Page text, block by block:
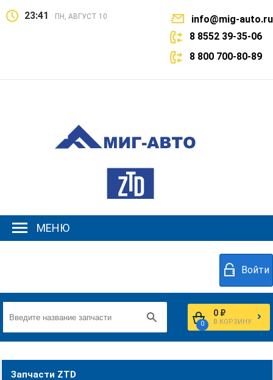
23:41 ПН, АВГУСТ 10
info@mig-auto.ru
8 8552 39-35-06
8 800 700-80-89
МЕНЮ
Войти
0
0 ₽
В КОРЗИНУ
Запчасти ZTD